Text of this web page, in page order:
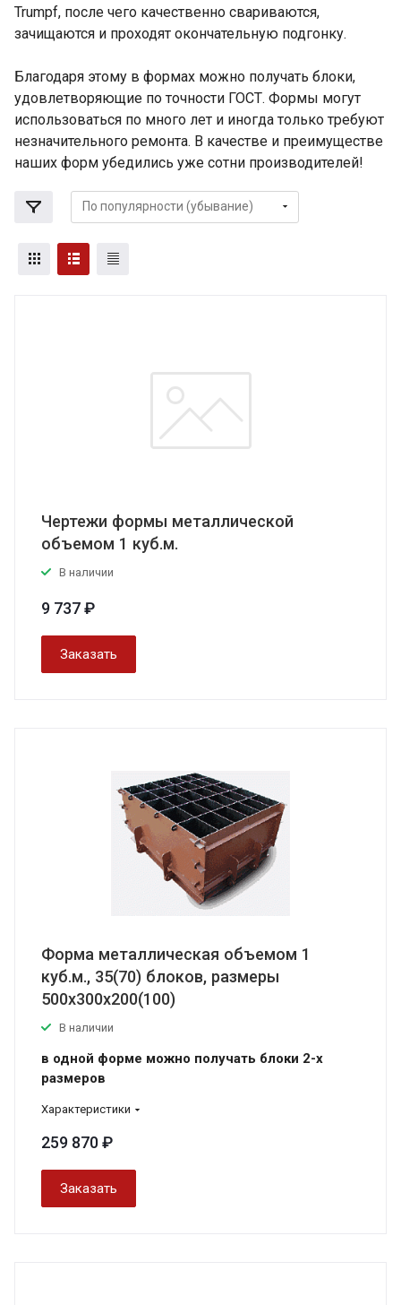
Trumpf, после чего качественно свариваются,
зачищаются и проходят окончательную подгонку.
Благодаря этому в формах можно получать блоки,
удовлетворяющие по точности ГОСТ. Формы могут
использоваться по много лет и иногда только требуют
незначительного ремонта. В качестве и преимуществе
наших форм убедились уже сотни производителей!
Чертежи формы металлической
объемом 1 куб.м.
В наличии
9 737 ₽
Заказать
Форма металлическая объемом 1
куб.м., 35(70) блоков, размеры
500х300х200(100)
В наличии
в одной форме можно получать блоки 2-х
размеров
Характеристики
259 870 ₽
Заказать